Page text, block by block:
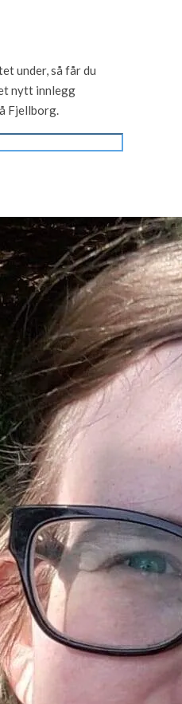
under, så får du
nytt innlegg
Fjellborg.